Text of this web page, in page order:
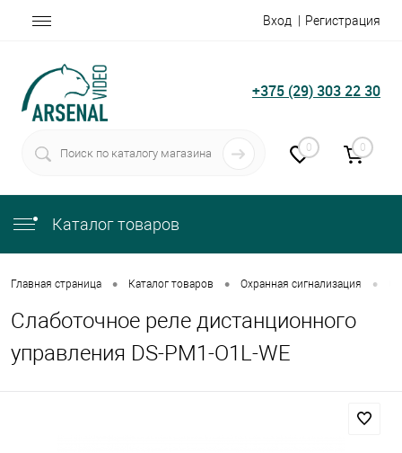
Вход Регистрация
+375 (29) 303 22 30
0 0
Каталог товаров
Главная страница • Каталог товаров • Охранная сигнализация •
Слаботочное реле дистанционного
управления DS-PM1-O1L-WE